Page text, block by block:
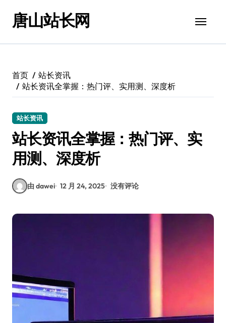
唐山站长网
首页
站长资讯
站长资讯全掌握：热门评、实用测、深度析
站长资讯
站长资讯全掌握：热门评、实
用测、深度析
由 dawei 12 月 24, 2025 没有评论